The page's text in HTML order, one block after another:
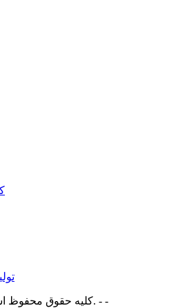
تولید 2020 از
© Copyright - 2010-2022: کلیه حقوق محفوظ است. - -